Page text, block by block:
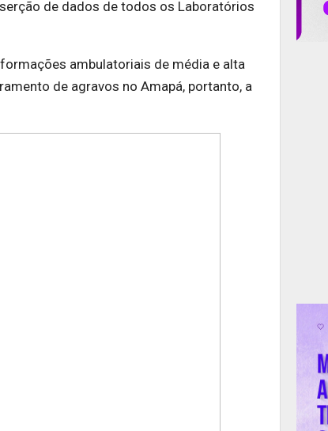
de dados de todos os Laboratórios
ambulatoriais de média e alta
de agravos no Amapá, portanto, a